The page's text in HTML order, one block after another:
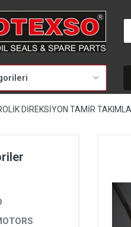
TAMİR TAKIMLARI
DİREKSİYON TAMİR